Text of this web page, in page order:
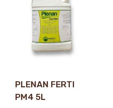
PLENAN FERTI
PM4 5L